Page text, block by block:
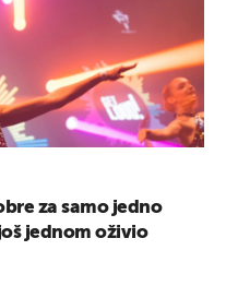
za samo jedno
jednom oživio